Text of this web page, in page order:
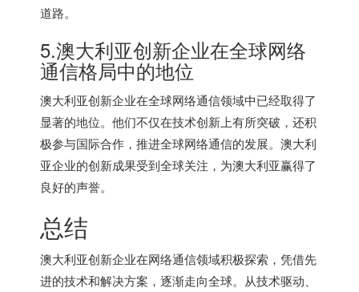
道路。
5.澳大利亚创新企业在全球网络
通信格局中的地位
澳大利亚创新企业在全球网络通信领域中已经取得了
显著的地位。他们不仅在技术创新上有所突破，还积
极参与国际合作，推进全球网络通信的发展。澳大利
亚企业的创新成果受到全球关注，为澳大利亚赢得了
良好的声誉。
总结
澳大利亚创新企业在网络通信领域积极探索，凭借先
进的技术和解决方案，逐渐走向全球。从技术驱动、